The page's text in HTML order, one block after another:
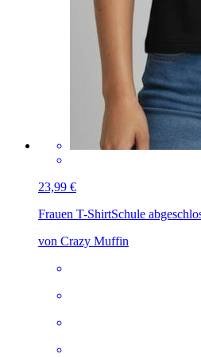
23,99 €
Frauen T-ShirtSchule
von Crazy Muffin